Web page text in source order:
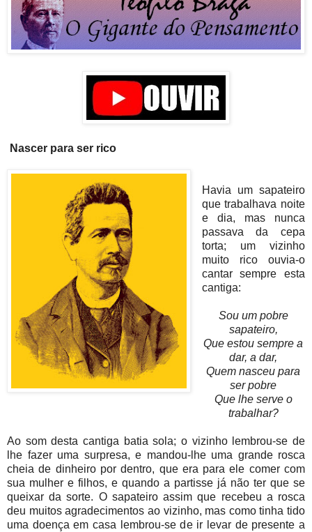
Nascer para ser rico
Havia um sapateiro
que trabalhava noite
e dia, mas nunca
passava da cepa
torta; um vizinho
muito rico ouvia-o
cantar sempre esta
cantiga:
Sou um pobre
sapateiro,
Que estou sempre a
dar, a dar,
Quem nasceu para
ser pobre
Que lhe serve o
trabalhar?
Ao som desta cantiga batia sola; o vizinho lembrou-se de
lhe fazer uma surpresa, e mandou-lhe uma grande rosca
cheia de dinheiro por dentro, que era para ele comer com
sua mulher e filhos, e quando a partisse já não ter que se
queixar da sorte. O sapateiro assim que recebeu a rosca
deu muitos agradecimentos ao vizinho, mas como tinha tido
uma doença em casa lembrou-se de ir levar de presente a